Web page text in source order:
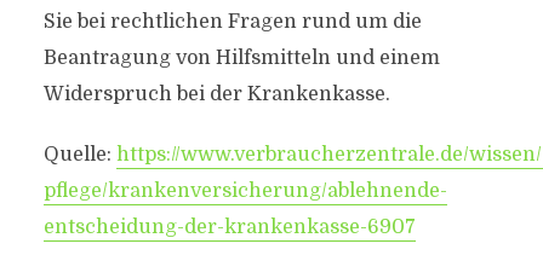
Sie bei rechtlichen Fragen rund um die
Beantragung von Hilfsmitteln und einem
Widerspruch bei der Krankenkasse.
Quelle: https://www.verbraucherzentrale.de/
pflege/krankenversicherung/ablehnende-
entscheidung-der-krankenkasse-6907